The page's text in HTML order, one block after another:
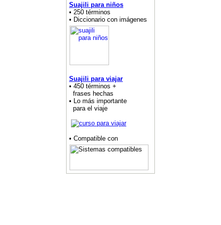
Suajili para niños
• 250 términos
• Diccionario con imágenes
Suajili para viajar
• 450 términos +
frases hechas
• Lo más importante
para el viaje
• Compatible con